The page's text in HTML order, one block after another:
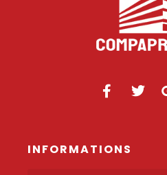
INFORMATIONS